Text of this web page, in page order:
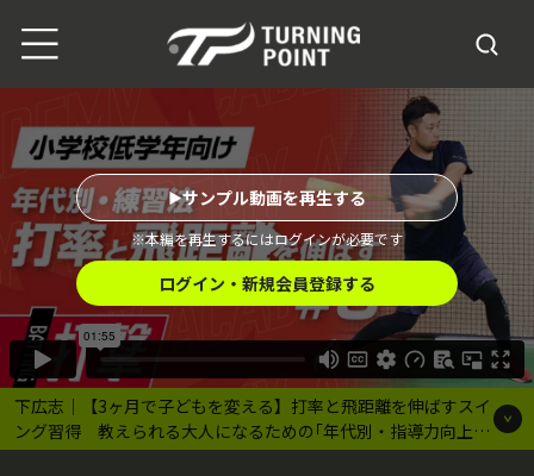
下広志｜【3ヶ月で子どもを変える】打率と飛距離を伸ばすスイ
ング習得 教えられる大人になるための｢年代別・指導力向上プ
ログラム｣
※本編を再生するにはログインが必要です
サンプル動画を再生する
ログイン・新規会員登録する